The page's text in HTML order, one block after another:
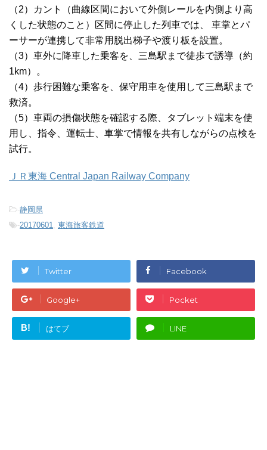
（2）カント（曲線区間において外側レールを内側より高
くした状態のこと）区間に停止した列車では、 車掌とパ
ーサーが連携して非常用脱出梯子や渡り板を設置。
（3）車外に降車した乗客を、三島駅まで徒歩で誘導（約
1km）。
（4）歩行困難な乗客を、保守用車を使用して三島駅まで
救済。
（5）車両の損傷状態を確認する際、タブレット端末を使
用し、指令、運転士、車掌で情報を共有しながらの点検を
試行。
ＪＲ東海 Central Japan Railway Company
-静岡県
-20170601, 東海旅客鉄道
Twitter Facebook
Google+ Pocket
B! はてブ LINE